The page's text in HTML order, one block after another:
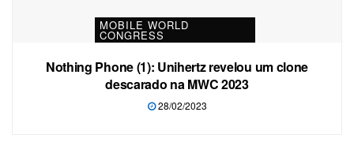
MOBILE WORLD
CONGRESS
Nothing Phone (1): Unihertz revelou um clone
descarado na MWC 2023
28/02/2023